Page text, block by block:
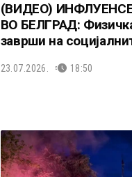
(ВИДЕО)
ВО БЕЛГРАД:
заврши на
23.07.2026. 18:50